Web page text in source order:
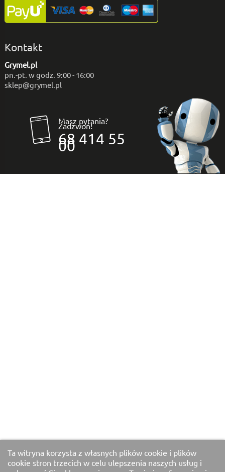
Ta witryna korzysta z własnych plików cookie i plików
cookie stron trzecich w celu ulepszenia naszych usług i
Kontakt
Grymel.pl
pn.-pt. w godz. 9:00 - 16:00
sklep@grymel.pl
Masz pytania?
Zadzwoń!
68 414 55
00